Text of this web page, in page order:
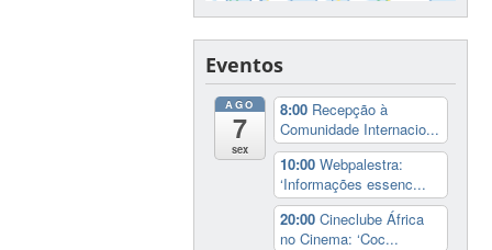
Eventos
AGO
7
sex
8:00 Recepção à
Comunidade Internacio...
10:00Webpalestra:
‘Informações essenc...
20:00Cineclube África
no Cinema: ‘Coc...